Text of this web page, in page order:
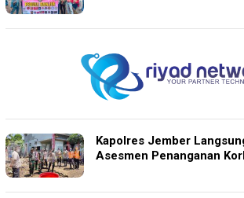
Kapolres Jember
Asesmen Penanganan